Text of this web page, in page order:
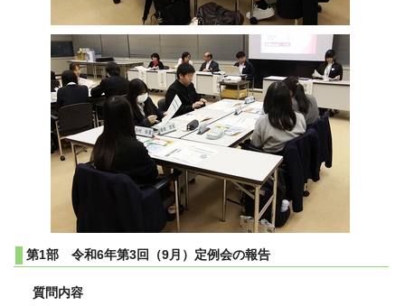
第1部 令和6年第3回（9月）定例会の報告
質問内容